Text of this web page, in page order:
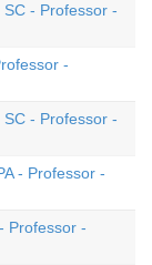
- Professor -
-
- Professor -
- Professor -
Professor -